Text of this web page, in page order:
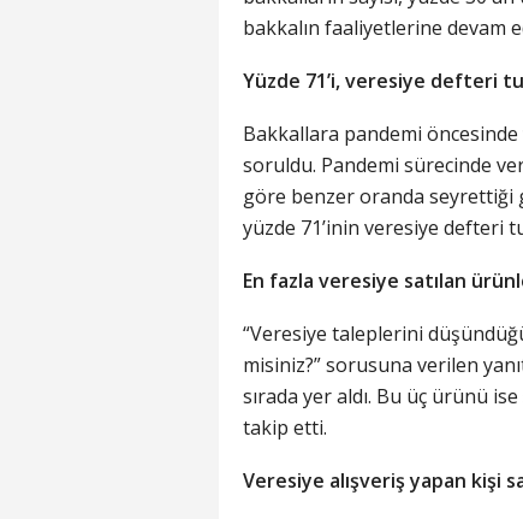
bakkalın faaliyetlerine devam
Yüzde 71’i, veresiye defteri
Bakkallara pandemi
soruldu. Pandemi sürecinde
göre benzer oranda seyrettiği
yüzde 71’inin veresiye defteri
En fazla veresiye satılan
“Veresiye taleplerini
misiniz?” sorusuna verilen
sırada yer aldı. Bu üç ürünü
takip etti.
Veresiye alışveriş yapan kişi